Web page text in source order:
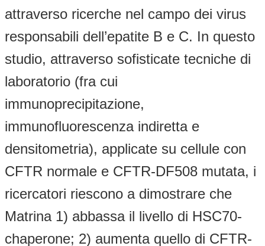
attraverso ricerche nel campo dei virus
responsabili dell’epatite B e C. In questo
studio, attraverso sofisticate tecniche di
laboratorio (fra cui
immunoprecipitazione,
immunofluorescenza indiretta e
densitometria), applicate su cellule con
CFTR normale e CFTR-DF508 mutata, i
ricercatori riescono a dimostrare che
Matrina 1) abbassa il livello di HSC70-
chaperone; 2) aumenta quello di CFTR-